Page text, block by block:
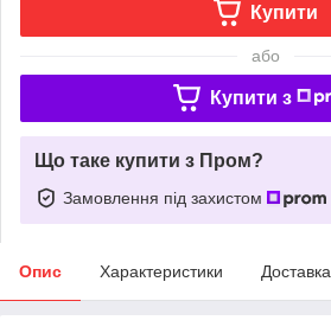
Купити
або
Купити з
Що таке купити з Пром?
Замовлення під захистом
Опис Характеристики Доставка